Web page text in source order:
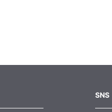
SNS